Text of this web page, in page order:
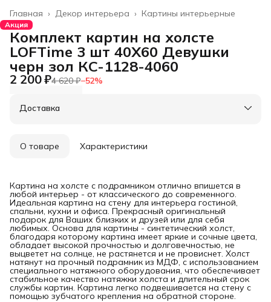
Картины интерьерные
Декор интерьера ›
Главная ›
Акция
Комплект картин на холсте
LOFTime 3 шт 40Х60 Девушки
черн зол КC-1128-4060
2 200 ₽4 620 ₽−52%
Доставка
О товаре Характеристики
Картина на холсте с подрамником отлично впишется в
любой интерьер - от классического до современного.
Идеальная картина на стену для интерьера гостиной,
спальни, кухни и офиса. Прекрасный оригинальный
подарок для Ваших близких и друзей или для себя
любимых. Основа для картины - синтетический холст,
благодаря которому картина имеет яркие и сочные цвета,
обладает высокой прочностью и долговечностью, не
выцветет на солнце, не растянется и не провиснет. Холст
натянут на прочный подрамник из МДФ, с использованием
специального натяжного оборудования, что обеспечивает
стабильное качество натяжки холста и длительный срок
службы картин. Картина легко подвешивается на стену с
помощью зубчатого крепления на обратной стороне.